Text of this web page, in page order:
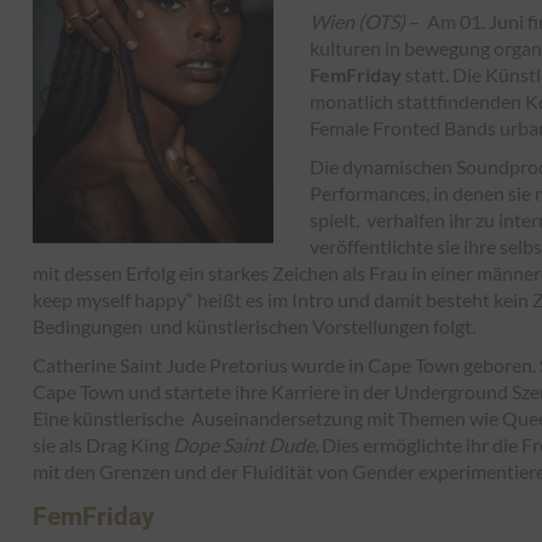
Wien (OTS) – Am 01. Juni
kulturen in bewegung
FemFriday statt. Die
monatlich stattfindenden
Female Fronted Bands
Die dynamischen
Performances, in denen
spielt, verhalfen ihr zu
veröffentlichte sie ihre
mit dessen Erfolg ein starkes Zeichen als Frau in einer
keep myself happy“ heißt es im Intro und damit besteht kein
Bedingungen und künstlerischen Vorstellungen folgt.
Catherine Saint Jude Pretorius wurde in Cape Town
Cape Town und startete ihre Karriere in der Underground
Eine künstlerische Auseinandersetzung mit Themen wie
sie als Drag King Dope Saint Dude. Dies ermöglichte ihr die
mit den Grenzen und der Fluidität von Gender
FemFriday